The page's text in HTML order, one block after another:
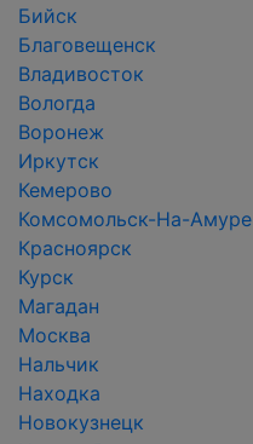
Бийск
Благовещенск
Владивосток
Вологда
Воронеж
Иркутск
Кемерово
Комсомольск-На-Амуре
Красноярск
Курск
Магадан
Москва
Нальчик
Находка
Новокузнецк